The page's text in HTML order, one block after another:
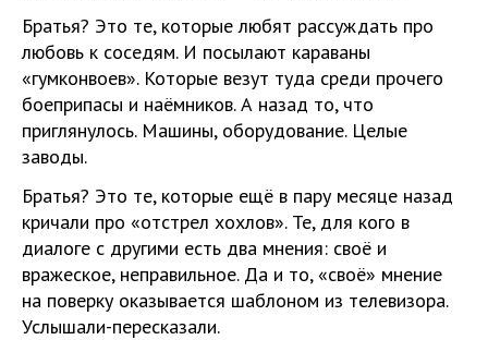
Братья? Это те, которые любят рассуждать про
любовь к соседям. И посылают караваны
«гумконвоев». Которые везут туда среди прочего
боеприпасы и наёмников. А назад то, что
приглянулось. Машины, оборудование. Целые
заводы.
Братья? Это те, которые ещё в пару месяце назад
кричали про «отстрел хохлов». Те, для кого в
диалоге с другими есть два мнения: своё и
вражеское, неправильное. Да и то, «своё» мнение
на поверку оказывается шаблоном из телевизора.
Услышали-пересказали.